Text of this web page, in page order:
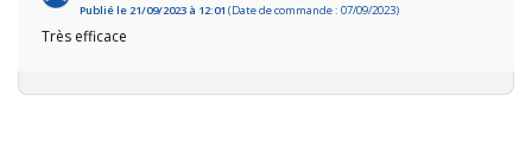
Publié le 21/09/2023 à 12:01 (Date de commande : 07/09/2023)
Très efficace